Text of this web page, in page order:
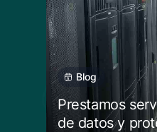
Blog
Prestamos
de datos y